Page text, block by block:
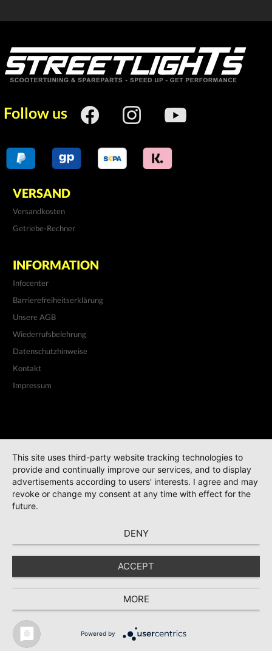
Follow us
VERSAND
Versandkosten
Getriebe-Rechner
INFORMATION
Infocenter
Barrierefreiheitserklärung
Unsere AGB
Wiederrufsbelehrung
Datenschutzhinweise
Kontakt
Impressum
This site uses third-party website tracking technologies to
provide and continually improve our services, and to display
advertisements according to users' interests. I agree and may
revoke or change my consent at any time with effect for the
future.
DENY
ACCEPT
MORE
Powered by